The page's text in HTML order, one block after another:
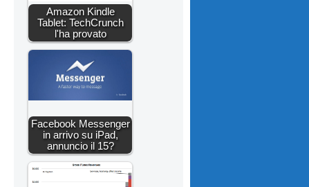
Amazon Kindle
Tablet: TechCrunch
l'ha provato
Facebook Messenger
in arrivo su iPad,
annuncio il 15?